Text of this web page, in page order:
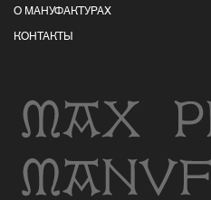
О МАНУФАКТУРАХ
КОНТАКТЫ